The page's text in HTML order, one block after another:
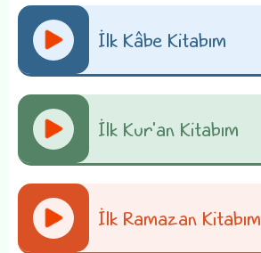
İlk Kâbe Kitabım
İlk Kur'an Kitabım
İlk Ramazan Kitabım